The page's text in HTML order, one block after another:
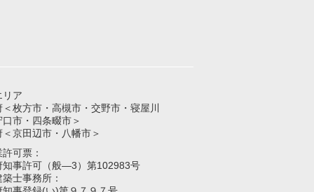
リア
＜枚方市・高槻市・交野市・寝屋川
口市・四条畷市＞
＜京田辺市・八幡市＞
可票：
知事許可（般―3）第102983号
士事務所：